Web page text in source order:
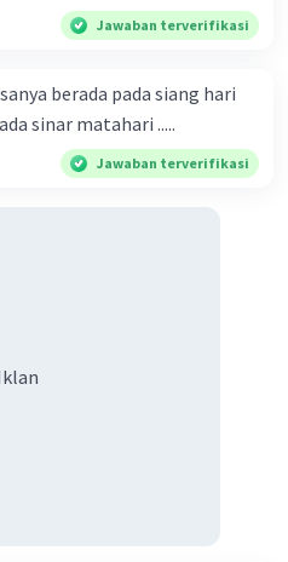
Jawaban terverifikasi
berada pada siang hari
sinar matahari .....
Jawaban terverifikasi